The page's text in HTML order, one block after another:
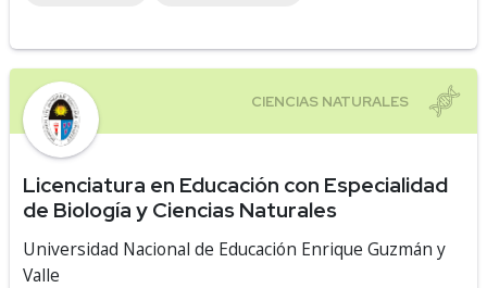
Licenciatura en Educación con Especialidad
de Biología y Ciencias Naturales
Universidad Nacional de Educación Enrique Guzmán y
Valle